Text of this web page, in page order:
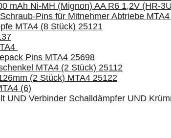
mAh Ni-MH (Mignon) AA R6 1,2V (HR-
Pins für Mitnehmer Abtriebe
MTA4 (8 Stück) 25121
Pins MTA4 25698
MTA4 (2 Stück) 25112
(2 Stück) MTA4 25122
(6)
UND Verbinder Schalldämpfer UND